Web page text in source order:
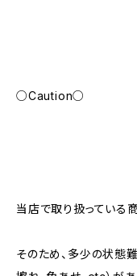
○Caution○
当店で取り扱っている商
そのため、多少の状態難